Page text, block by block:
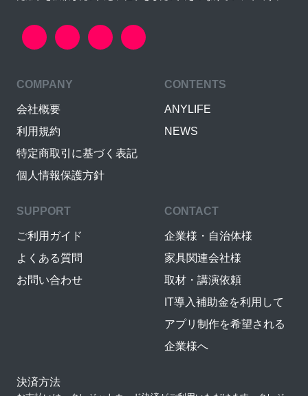
COMPANY
会社概要
利用規約
特定商取引に基づく表記
個人情報保護方針
CONTENTS
ANYLIFE
NEWS
SUPPORT
ご利用ガイド
よくある質問
お問い合わせ
CONTACT
企業様・自治体様
家具関連会社様
取材・講演依頼
IT導入補助金を利用して
アプリ制作を希望される
企業様へ
決済方法